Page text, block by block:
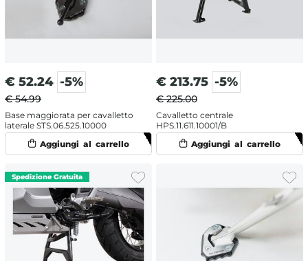
€ 52.24 -5%
€ 54.99
Base maggiorata per cavalletto
laterale STS.06.525.10000
€ 213.75 -5%
€ 225.00
Cavalletto centrale
HPS.11.611.10001/B